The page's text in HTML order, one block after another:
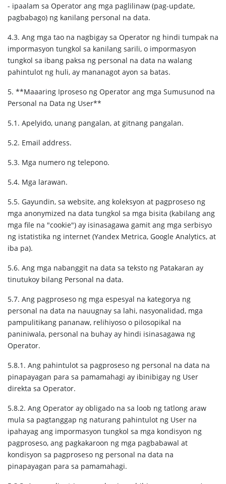
- ipaalam sa Operator ang mga paglilinaw (pag-update,
pagbabago) ng kanilang personal na data.
4.3. Ang mga tao na nagbigay sa Operator ng hindi tumpak na
impormasyon tungkol sa kanilang sarili, o impormasyon
tungkol sa ibang paksa ng personal na data na walang
pahintulot ng huli, ay mananagot ayon sa batas.
5. **Maaaring Iproseso ng Operator ang mga Sumusunod na
Personal na Data ng User**
5.1. Apelyido, unang pangalan, at gitnang pangalan.
5.2. Email address.
5.3. Mga numero ng telepono.
5.4. Mga larawan.
5.5. Gayundin, sa website, ang koleksyon at pagproseso ng
mga anonymized na data tungkol sa mga bisita (kabilang ang
mga file na "cookie") ay isinasagawa gamit ang mga serbisyo
ng istatistika ng internet (Yandex Metrica, Google Analytics, at
iba pa).
5.6. Ang mga nabanggit na data sa teksto ng Patakaran ay
tinutukoy bilang Personal na data.
5.7. Ang pagproseso ng mga espesyal na kategorya ng
personal na data na nauugnay sa lahi, nasyonalidad, mga
pampulitikang pananaw, relihiyoso o pilosopikal na
paniniwala, personal na buhay ay hindi isinasagawa ng
Operator.
5.8.1. Ang pahintulot sa pagproseso ng personal na data na
pinapayagan para sa pamamahagi ay ibinibigay ng User
direkta sa Operator.
5.8.2. Ang Operator ay obligado na sa loob ng tatlong araw
mula sa pagtanggap ng naturang pahintulot ng User na
ipahayag ang impormasyon tungkol sa mga kondisyon ng
pagproseso, ang pagkakaroon ng mga pagbabawal at
kondisyon sa pagproseso ng personal na data na
pinapayagan para sa pamamahagi.